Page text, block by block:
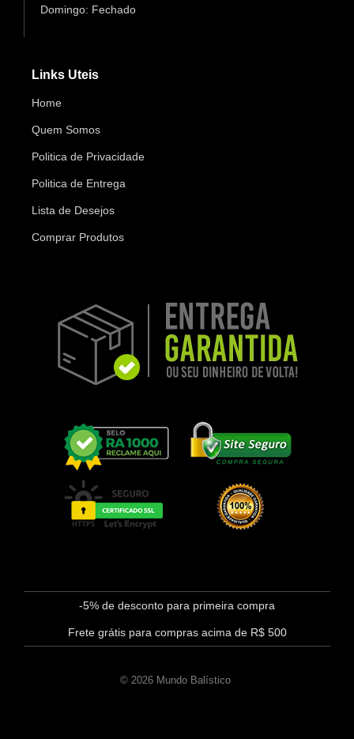
Domingo: Fechado
Links Uteis
Home
Quem Somos
Politica de Privacidade
Politica de Entrega
Lista de Desejos
Comprar Produtos
-5% de desconto para primeira compra
Frete grátis para compras acima de R$ 500
© 2026 Mundo Balístico